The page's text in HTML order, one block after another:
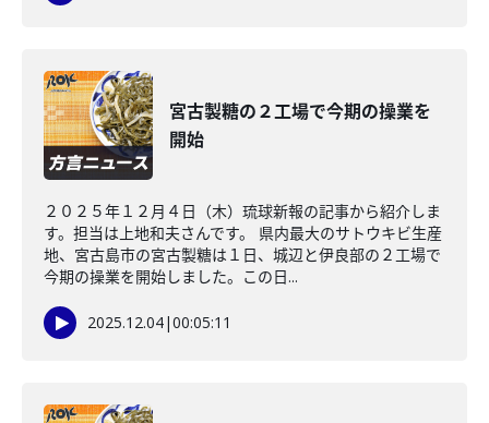
宮古製糖の２工場で今期の操業を
開始
２０２５年１２月４日（木）琉球新報の記事から紹介しま
す。担当は上地和夫さんです。 県内最大のサトウキビ生産
地、宮古島市の宮古製糖は１日、城辺と伊良部の２工場で
今期の操業を開始しました。この日...
2025.12.04|00:05:11